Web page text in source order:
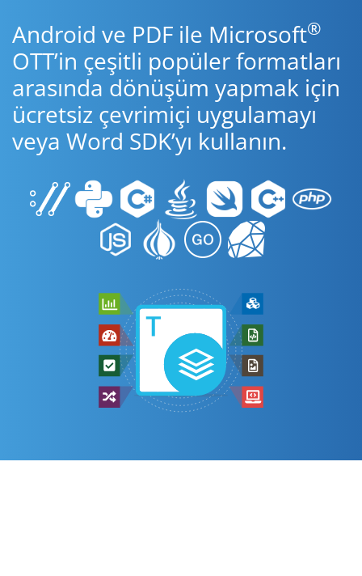
Android ve PDF ile Microsoft®
OTT’in çeşitli popüler formatları
arasında dönüşüm yapmak için
ücretsiz çevrimiçi uygulamayı
veya Word SDK’yı kullanın.